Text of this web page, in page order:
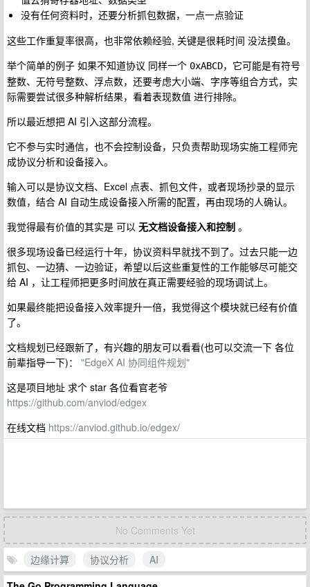
没有任何资料时，还要分析抓包数据，一点一点验证
这些工作重复率很高，也非常依赖经验, 关键是很耗时间 没法摸鱼。
举个简单的例子 如果不知道协议 同样一个 0xABCD，它可能是有符号
整数、无符号整数、浮点数，还要考虑大小端、字序等组合方式，实
际需要尝试很多种解析结果，看着表现数值 进行排除。
所以最近想把 AI 引入这部分流程。
它不参与实时通信，也不会控制设备，只负责帮助现场实施工程师完
成协议分析和设备接入。
输入可以是协议文档、Excel 点表、抓包文件，或者现场抄录的显示
数值，结合 AI 自动生成设备接入所需的配置，再由现场的人确认。
我觉得最有价值的其实是 可以 无文档设备接入和控制 。
很多现场设备已经运行十年，协议资料早就找不到了。过去只能一边
抓包、一边猜、一边验证，希望以后这些重复性的工作能够尽可能交
给 AI ，让工程师把更多时间放在真正需要经验的现场调试上。
如果最终能把设备接入效率提升一倍，我觉得这个模块就已经有价值
了。
文档规划已经跟新了，有兴趣的朋友可以看看(也可以交流一下 各位
前辈指导一下)： "EdgeX AI 协同组件规划"
这是项目地址 求个 star 各位看官老爷
https://github.com/anviod/edgex
在线文档 https://anviod.github.io/edgex/
No Comments Yet
边缘计算 协议分析
AI